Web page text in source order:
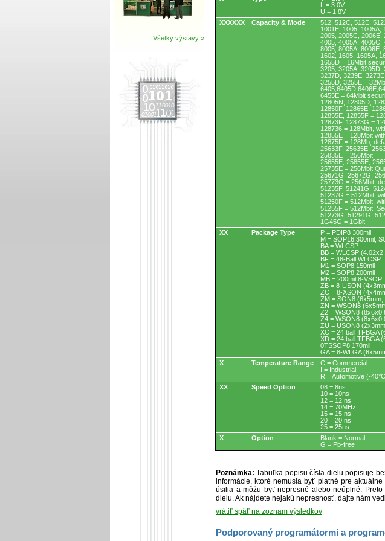
Všetky výstavy »
L = 3.0V
U = 1.8V
XXXXXX
Capacity & Mode
512, 512C, 512E,
1001E, 1005, 1005A,
2005, 2005C, 2006E,
4005, 4005A, 4005C,
8005, 8005A, 8006E,
1602, 1605, 1605A,
1655D = 16Mbit
3205, 3205A, 3205D,
3237D, 3239E,
3255D, 3255E =
6455E = 64Mbit
12805N, 12805D,
12850F, 12865E,
12855E, 12855F =
12873F, 12873G =
128736 = 128Mbit,
12855E = 128Mbit
12875F = 128Mb,
25633F, 25635E,
25835E = 256Mbit
25655E, 25855E,
25735E = 256Mbit
25671G, 25672G,
25773G = 256Mbit,
51235F, 51241G,
51237G = 512Mbit,
51250F = 512Mbit,
51255F = 512Mbit,
51273G, 51291G,
1G45G = 1Gbit
XX
Package Type
P = PDIP8 300mil
M = SOP16 300mil,
BA = WLCSP
BB = WLCSP
BF = 48-Ball WLCSP
M1 = SOP8 150mil
M2 = SOP8 200mil
MB = 200mil 8-VSOP
ZB = 8-USON
ZC = 8-XSON
ZM = SON8
ZN = WSON8
Z2 = WSON8
Z4 = WSON8
ZU = USON8
XC = 24 ball TFBGA
XD = 24 ball TFBGA
0TSSOP8 170mil
GA = 8-WLGA
X
Temperature Range
C = Commercial
I = Industrial
R = Automotive (-
XX
Speed Option
08 = 8ns
10 = 10ns
12 = 12 ns
14 = 70MHz
15 = 15 ns
20 = 20 ns
25 = 25ns
X
Option
Blank = Normal
G = Pb-free
Poznámka: Tabuľka popisu čísla dielu popisuje
informácie, ktoré nemusia byť platné pre
úsilia a môžu byť nepresné alebo neúplné.
dielu. Ak nájdete nejakú nepresnosť, dajte nám
vrátiť späť na zoznam výsledkov
Podporovaný programátormi a